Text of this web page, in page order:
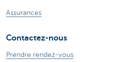
Assurances
Contactez-nous
Prendre rendez-vous